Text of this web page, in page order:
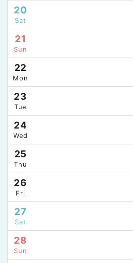
20
Sat
21
Sun
22
Mon
23
Tue
24
Wed
25
Thu
26
Fri
27
Sat
28
Sun